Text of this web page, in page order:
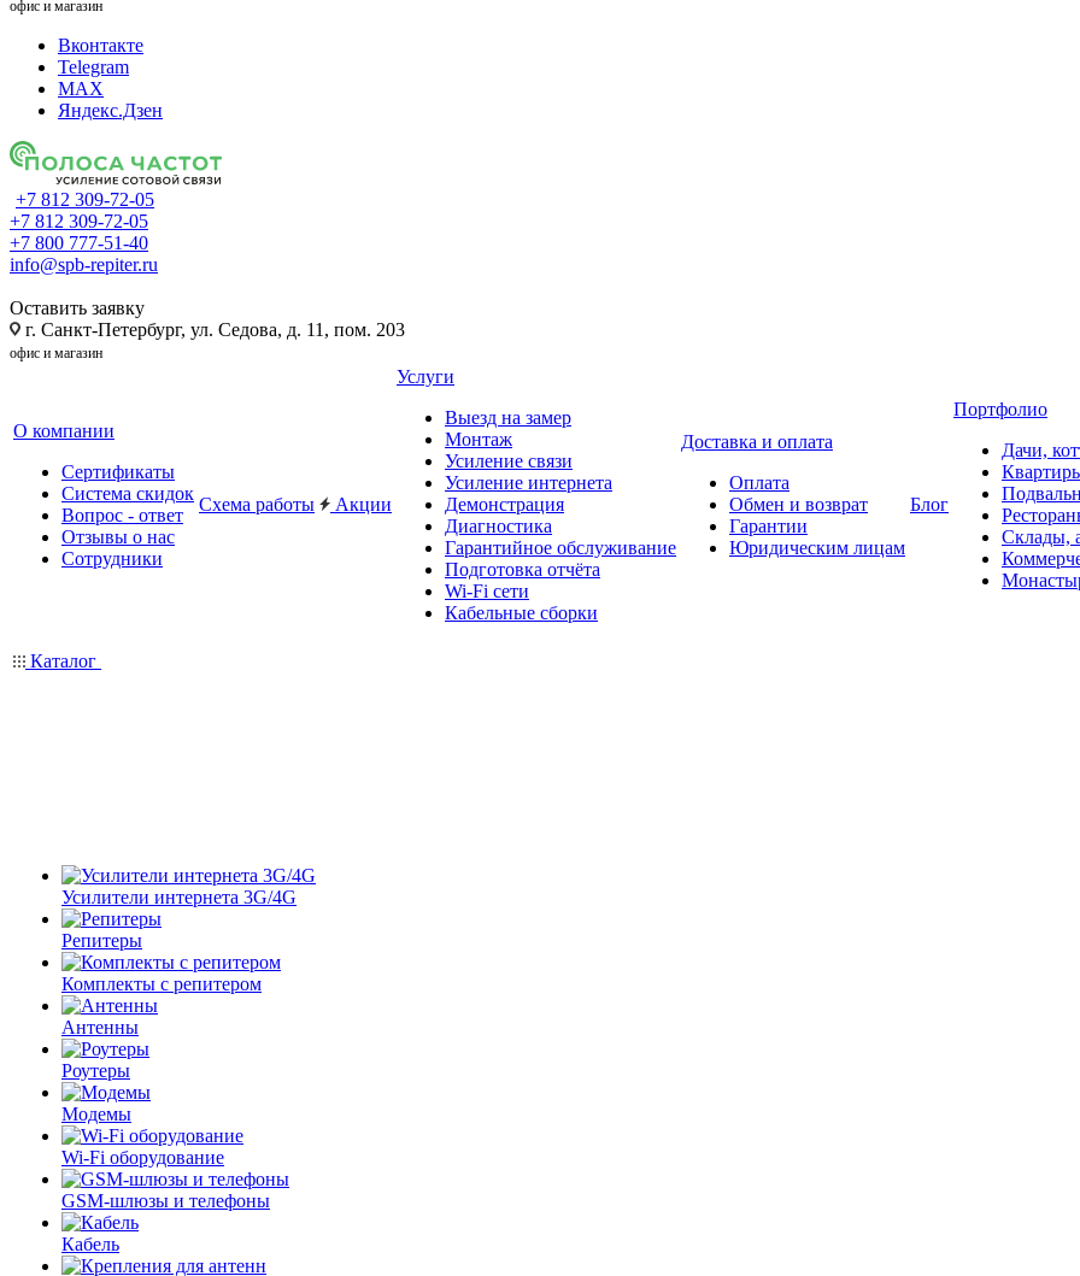
офис и магазин
Вконтакте
Telegram
MAX
Яндекс.Дзен
+7 812 309-72-05
+7 812 309-72-05
+7 800 777-51-40
info@spb-repiter.ru
Оставить заявку
г. Санкт-Петербург, ул. Седова, д. 11, пом. 203
офис и магазин
О компании
Сертификаты
Система скидок
Вопрос - ответ
Отзывы о нас
Сотрудники
Схема работы Акции
Услуги
Выезд на замер
Монтаж
Усиление связи
Усиление интернета
Демонстрация
Диагностика
Гарантийное обслуживание
Подготовка отчёта
Wi-Fi сети
Кабельные сборки
Доставка и оплата
Оплата
Обмен и возврат
Гарантии
Юридическим лицам
Блог
Портфолио
Дачи,
Склады,
Каталог
Усилители интернета 3G/4G
Репитеры
Комплекты с репитером
Антенны
Роутеры
Модемы
Wi-Fi оборудование
GSM-шлюзы и телефоны
Кабель